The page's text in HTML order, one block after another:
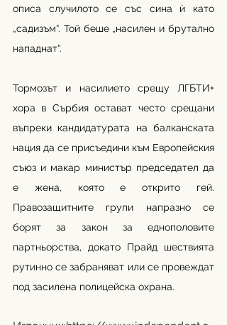
описа случилото се със сина ѝ като
„садизъм“. Той беше „насилен и брутално
нападнат“.
Тормозът и насилието срещу ЛГБТИ+
хора в Сърбия остават често срещани
въпреки кандидатурата на балканската
нация да се присъедини към Европейския
съюз и макар министър председател да
е жена, която е открито гей.
Правозащитните групи напразно се
борят за закон за еднополовите
партньорства, докато Прайд шествията
рутинно се забраняват или се провеждат
под засилена полицейска охрана.